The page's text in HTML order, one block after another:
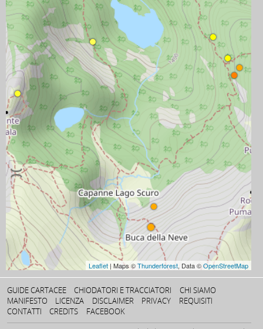
Leaflet | Maps ©Thunderforest, Data ©OpenStreetMap
GUIDE CARTACEE CHIODATORI E TRACCIATORI
CHI SIAMO
MANIFESTO
LICENZA DISCLAIMER PRIVACY
REQUISITI
CONTATTI
CREDITS FACEBOOK